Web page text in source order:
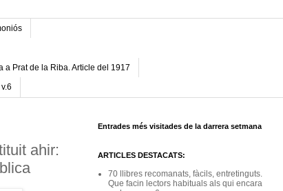
Prat de la Riba. Article del 1917
ahir:
Entrades més visitades de la darrera setmana
ARTICLES DESTACATS:
70 llibres recomanats, fàcils, entretinguts.
Que facin lectors habituals als qui encara